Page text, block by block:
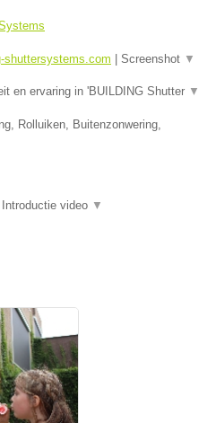
shuttersystems.com Screenshot ▼
en ervaring in 'BUILDING Shutter ▼
Rolluiken, Buitenzonwering,
Introductie video ▼